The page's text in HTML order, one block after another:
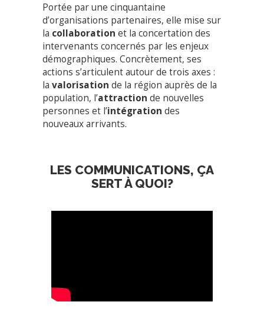
Portée par une cinquantaine
d’organisations partenaires, elle mise sur
la collaboration et la concertation des
intervenants concernés par les enjeux
démographiques. Concrètement, ses
actions s’articulent autour de trois axes :
la valorisation de la région auprès de la
population, l’attraction de nouvelles
personnes et l’intégration des
nouveaux arrivants.
LES COMMUNICATIONS, ÇA
SERT À QUOI?